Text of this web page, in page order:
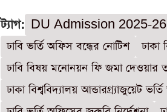
ট্যাগ: DU Admission 2025-26
ঢাবি ভর্তি অফিস বন্ধের নোটিশ
ঢাকা
ঢাবি বিষয় মনোনয়ন ফি জমা দেওয়ার
ঢাকা বিশ্ববিদ্যালয় আন্ডারগ্র্যাজুয়েট